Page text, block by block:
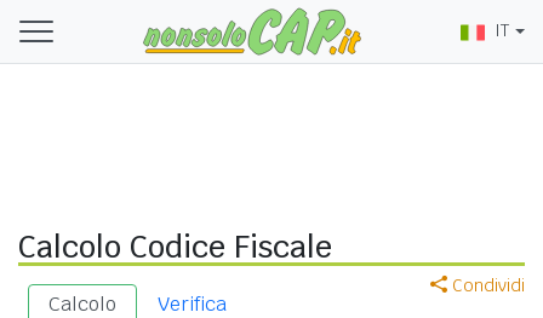
IT
Calcolo Codice Fiscale
Condividi
Calcolo Verifica